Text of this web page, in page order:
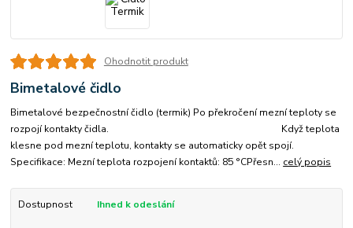
Ohodnotit produkt
Bimetalové čidlo
Bimetalové bezpečnostní čidlo (termik) Po překročení mezní teploty se
rozpojí kontakty čidla. Když teplota
klesne pod mezní teplotu, kontakty se automaticky opět spojí.
Specifikace: Mezní teplota rozpojení kontaktů: 85 °CPřesn... celý popis
Dostupnost Ihned k odeslání